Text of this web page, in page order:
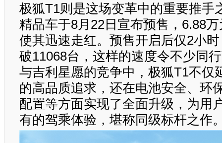
极狐T1则是这场变革中的重要推手
精品车于8月22日宣布预售，6.88
使其迅速走红。预售开启后仅2小
破11068台，这样的速度令不少同
与吉利星愿的竞争中，极狐T1不仅
的高品质追求，还在电池安全、环
配置等方面实现了全面升级，为用
有的驾乘体验，堪称同级标杆之作